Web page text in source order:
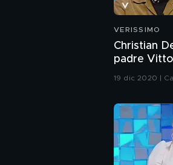
VERISSIMO
Christian
padre
19 dic 2020 |